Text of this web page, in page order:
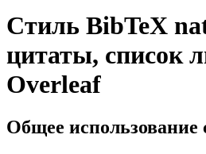
Стиль BibTeX
цитаты, список
Overleaf
Общее использование